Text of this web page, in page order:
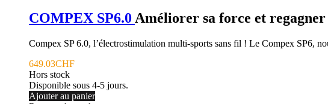
COMPEX SP6.0 Améliorer sa force et
Compex SP 6.0, l’électrostimulation multi-sports sans fil ! Le Compex SP6,
649.03CHF
Hors stock
Disponible sous 4-5 jours.
Ajouter au panier